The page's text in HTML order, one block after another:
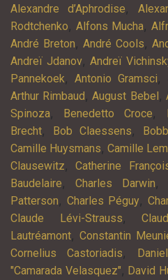
Alexandre d’Aphrodise,
Rodtchenko, Alfons Mucha,
André Breton, André Cools,
Andreï Jdanov, Andreï
Pannekoek,Antonio Gramsci,
Arthur Rimbaud ,August Bebel ,
Spinoza, Benedetto Croce,
Brecht, Bob Claessens,
Camille Huysmans,Camille
Clausewitz,Catherine
Baudelaire, Charles Darwin,
Patterson, Charles Péguy,
Claude Lévi-Strauss,
Lautréamont, Constantin
Cornelius Castoriadis,
"Camarada Velasquez", David